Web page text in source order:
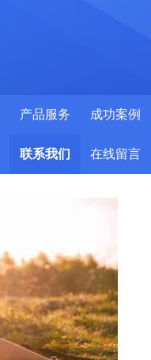
产品服务 成功案例
联系我们 在线留言